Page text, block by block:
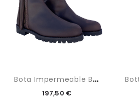
B
Ota Impermeable Baja
197,50 €